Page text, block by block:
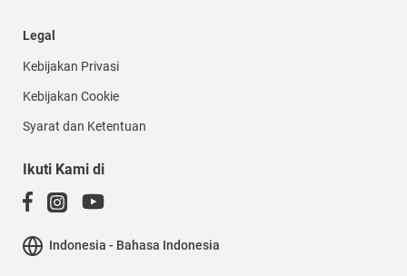
Legal
Kebijakan Privasi
Kebijakan Cookie
Syarat dan Ketentuan
Ikuti Kami di
Indonesia - Bahasa Indonesia